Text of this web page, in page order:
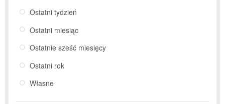
Ostatni tydzień
Ostatni miesiąc
Ostatnie sześć miesięcy
Ostatni rok
Własne